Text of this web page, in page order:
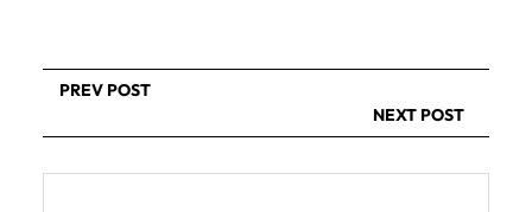
PREV POST
NEXT POST